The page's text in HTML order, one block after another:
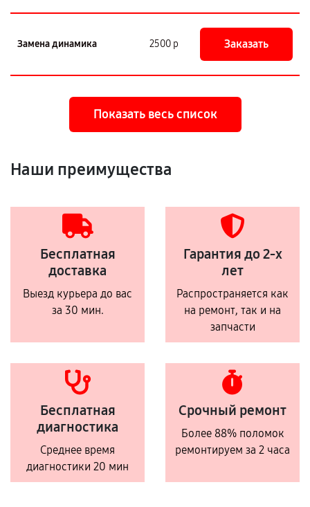
Замена динамика 2500 р Заказать
Показать весь список
Наши преимущества
Бесплатная
доставка
Выезд курьера до вас
за 30 мин.
Гарантия до 2-х
лет
Распространяется как
на ремонт, так и на
запчасти
Бесплатная
диагностика
Среднее время
диагностики 20 мин
Срочный ремонт
Более 88% поломок
ремонтируем за 2 часа